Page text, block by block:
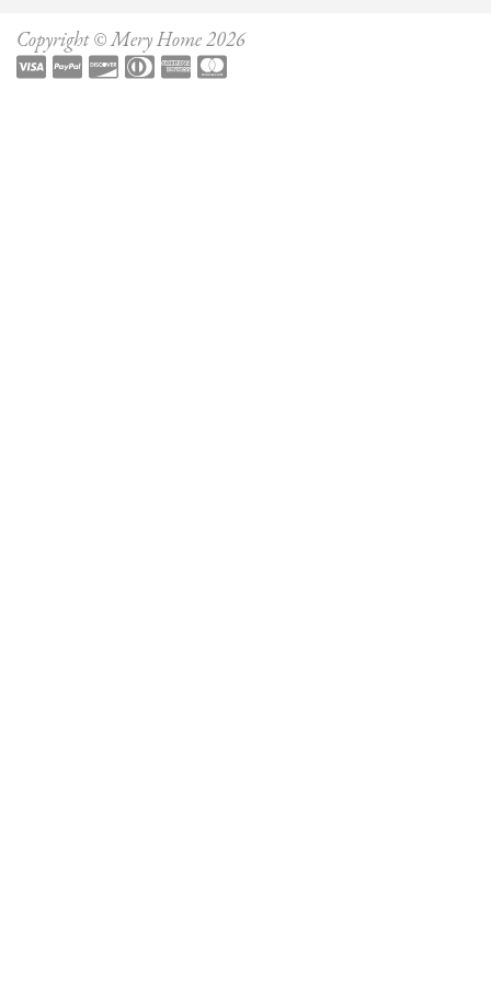
Copyright © Mery Home 2026